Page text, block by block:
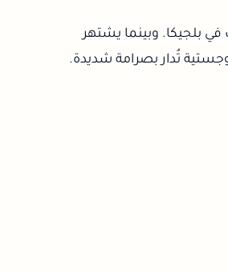
في بلجيكا. وبينما يشتهر
تُدار بصرامة شديدة.